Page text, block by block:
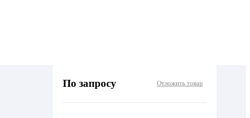
По запросу Отложить товар